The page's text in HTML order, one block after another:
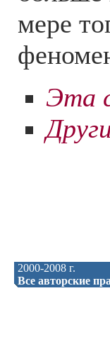
мере
Эта
2000-2008 г.
Все авторские